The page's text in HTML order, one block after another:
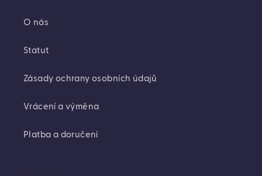
O nás
Statut
Zásady ochrany osobních údajů
Vrácení a výměna
Platba a doručení